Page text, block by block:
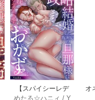
【スパイシーレデ
めたる☆ハニィ / Y
オ